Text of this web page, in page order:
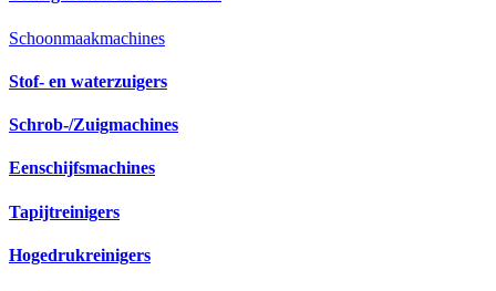
Schoonmaakmachines
Stof- en waterzuigers
Schrob-/Zuigmachines
Eenschijfsmachines
Tapijtreinigers
Hogedrukreinigers